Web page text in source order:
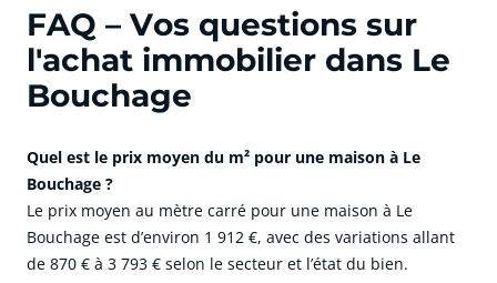
FAQ – Vos questions sur
l'achat immobilier dans Le
Bouchage
Quel est le prix moyen du m² pour une maison à Le
Bouchage ?
Le prix moyen au mètre carré pour une maison à Le
Bouchage est d’environ 1 912 €, avec des variations allant
de 870 € à 3 793 € selon le secteur et l’état du bien.